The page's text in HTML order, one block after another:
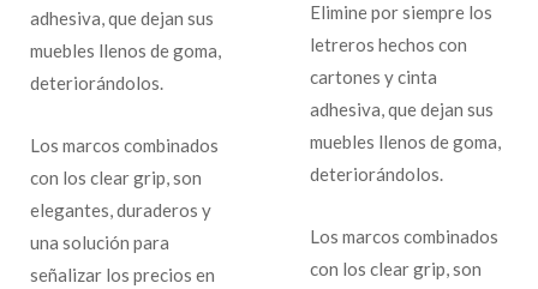
adhesiva, que dejan sus
muebles llenos de goma,
deteriorándolos.
Los marcos combinados
con los clear grip, son
elegantes, duraderos y
una solución para
señalizar los precios en
Elimine por siempre los
letreros hechos con
cartones y cinta
adhesiva, que dejan sus
muebles llenos de goma,
deteriorándolos.
Los marcos combinados
con los clear grip, son